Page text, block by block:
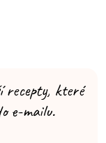
recepty, které
e-mailu.